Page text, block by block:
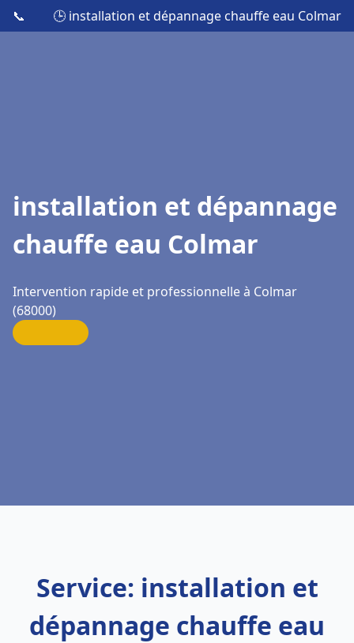
📞 🕒 installation et dépannage chauffe eau Colmar
installation et dépannage
chauffe eau Colmar
Intervention rapide et professionnelle à Colmar
(68000)
Service: installation et
dépannage chauffe eau